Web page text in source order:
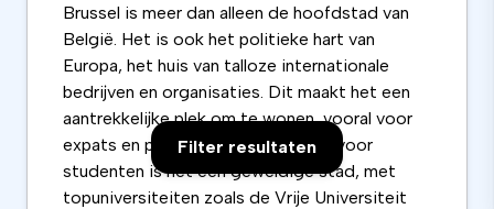
Filter resultaten
Brussel is meer dan alleen de hoofdstad van
België. Het is ook het politieke hart van
Europa, het huis van talloze internationale
bedrijven en organisaties. Dit maakt het een
aantrekkelijke plek om te wonen, vooral voor
expats en professionals. Maar ook voor
studenten is het een geweldige stad, met
topuniversiteiten zoals de Vrije Universiteit